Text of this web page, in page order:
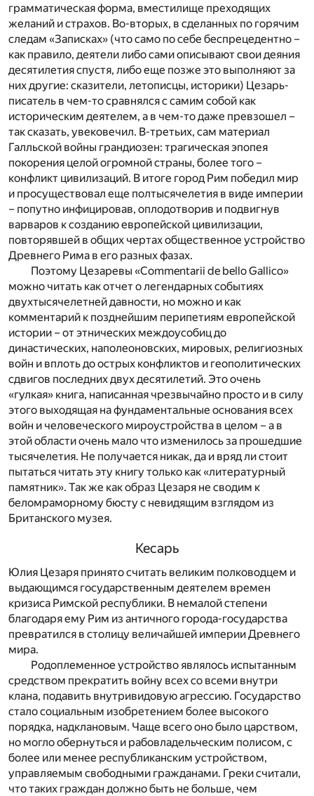
грамматическая форма, вместилище преходящих
желаний и страхов. Во-вторых, в сделанных по горячим
следам «Записках» (что само по себе беспрецедентно –
как правило, деятели либо сами описывают свои деяния
десятилетия спустя, либо еще позже это выполняют за
них другие: сказители, летописцы, историки) Цезарь-
писатель в чем-то сравнялся с самим собой как
историческим деятелем, а в чем-то даже превзошел –
так сказать, увековечил. В-третьих, сам материал
Галльской войны грандиозен: трагическая эпопея
покорения целой огромной страны, более того –
конфликт цивилизаций. В итоге город Рим победил мир
и просуществовал еще полтысячелетия в виде империи
– попутно инфицировав, оплодотворив и подвигнув
варваров к созданию европейской цивилизации,
повторявшей в общих чертах общественное устройство
Древнего Рима в его разных фазах.
Поэтому Цезаревы «Commentarii de bello Gallico»
можно читать как отчет о легендарных событиях
двухтысячелетней давности, но можно и как
комментарий к позднейшим перипетиям европейской
истории – от этнических междоусобиц до
династических, наполеоновских, мировых, религиозных
войн и вплоть до острых конфликтов и геополитических
сдвигов последних двух десятилетий. Это очень
«гулкая» книга, написанная чрезвычайно просто и в силу
этого выходящая на фундаментальные основания всех
войн и человеческого мироустройства в целом – а в
этой области очень мало что изменилось за прошедшие
тысячелетия. Не получается никак, да и вряд ли стоит
пытаться читать эту книгу только как «литературный
памятник». Так же как образ Цезаря не сводим к
беломраморному бюсту с невидящим взглядом из
Британского музея.
Кесарь
Юлия Цезаря принято считать великим полководцем и
выдающимся государственным деятелем времен
кризиса Римской республики. В немалой степени
благодаря ему Рим из античного города-государства
превратился в столицу величайшей империи Древнего
мира.
Родоплеменное устройство являлось испытанным
средством прекратить войну всех со всеми внутри
клана, подавить внутривидовую агрессию. Государство
стало социальным изобретением более высокого
порядка, надклановым. Чаще всего оно было царством,
но могло обернуться и рабовладельческим полисом, с
более или менее республиканским устройством,
управляемым свободными гражданами. Греки считали,
что таких граждан должно быть не больше, чем